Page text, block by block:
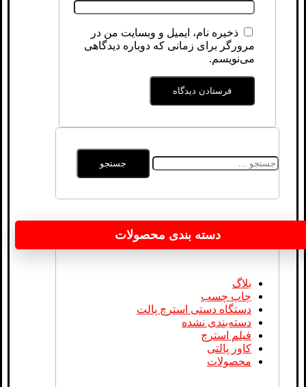
ذخیره نام، ایمیل و وبسایت من در
مرورگر برای زمانی که دوباره دیدگاهی
می‌نویسم.
جستجو
برای:
دسته بندی محصولات
بلاگ
چاپ چسب
دستگاه دستی استرچ پالت
دسته‌بندی نشده
فیلم استرچ
کاور پالتی
محصولات